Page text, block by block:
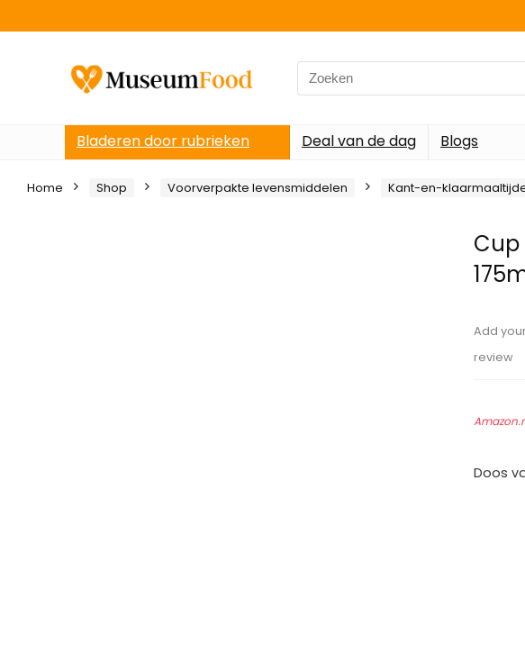
Search
for:
Bladeren door rubrieken Deal van de dag Blogs
Home Shop Voorverpakte levensmiddelen Kant-en-
Cup
Add
review
Doos